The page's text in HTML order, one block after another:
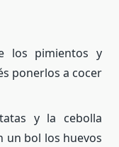
los pimientos y
ponerlos a cocer
y la cebolla
un bol los huevos